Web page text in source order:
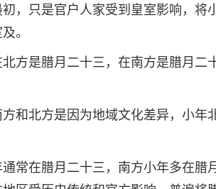
，只是官户人家受到皇室影响，
。
方是腊月二十三，在南方是腊月二
和北方是因为地域文化差异，小年
常在腊月二十三，南方小年多在腊